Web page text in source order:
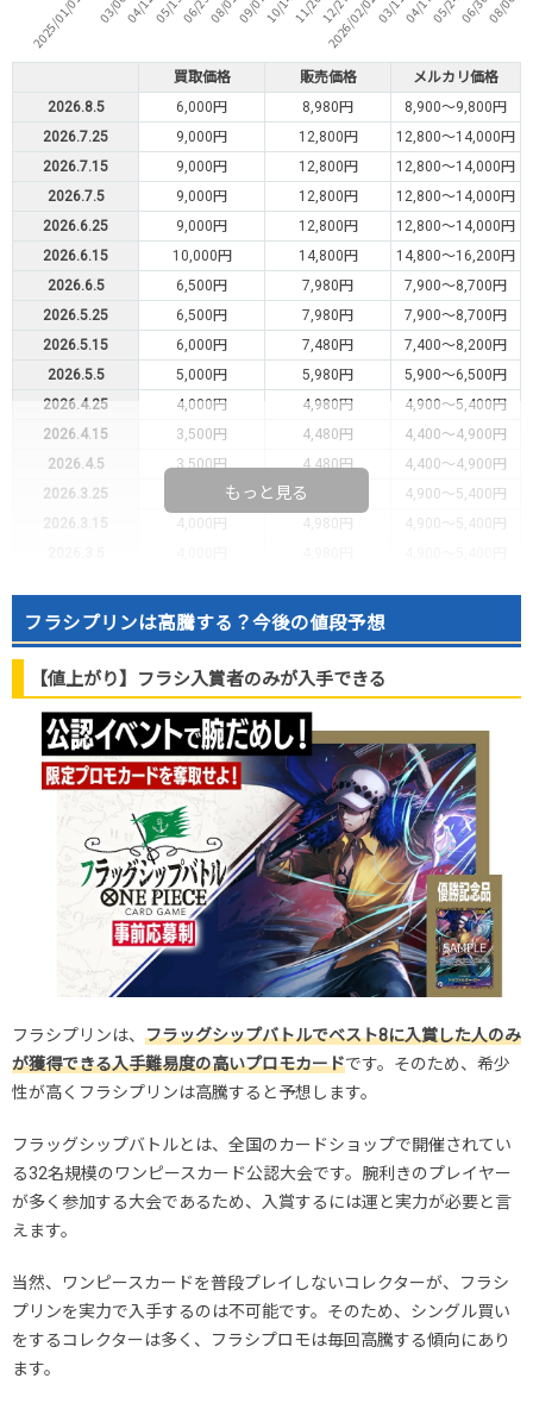
買取価格 販売価格
メルカリ価格
2026.8.5
6,000円 8,980円
8,900～9,800円
2026.7.25
9,000円 12,800円
12,800～14,000円
2026.7.15
9,000円 12,800円
12,800～14,000円
2026.7.5
9,000円 12,800円
12,800～14,000円
2026.6.25
9,000円 12,800円
12,800～14,000円
2026.6.15
10,000円 14,800円
14,800～16,200円
2026.6.5
6,500円 7,980円
7,900～8,700円
2026.5.25
6,500円 7,980円
7,900～8,700円
2026.5.15
6,000円 7,480円
7,400～8,200円
2026.5.5
5,000円 5,980円
5,900～6,500円
2026.4.25
4,000円 4,980円
4,900～5,400円
2026.4.15
3,500円 4,480円
4,400～4,900円
2026.4.5
3,500円 4,480円
4,400～4,900円
2026.3.25
4,000円 4,980円
4,900～5,400円
2026.3.15
4,000円 4,980円
4,900～5,400円
2026.2.15
4,000円 4,980円
2026.2.5
3,500円 4,980円
4,900～5,400円
2026.1.25
3,500円 5,480円
2026.1.15
3,500円 5,480円
5,400～6,000円
2026.1.5
3,500円 4,480円
4,400～4,900円
2025.12.25
2,500円 3,480円
3,400～3,800円
2025.12.15
2,500円 2,980円
2,900～3,200円
2025.12.5
2,000円 2,580円
2,500～2,800円
2025.11.25
1,700円 2,380円
2,300～2,600円
2025.11.15
1,700円 2,480円
2,400～2,700円
2025.11.5
2,000円 2,580円
2,500～2,800円
1,800円 2,480円
2,400～2,700円
発売日初動
12,800円 12,800～14,000円
もっと見る
フラシプリンは高騰する？今後の値段予想
【値上がり】フラシ入賞者のみが入手できる
フラシプリンは、 フラッグシップバトルでベスト8に入賞した人のみ
が獲得できる入手難易度の高いプロモカードです。そのため、希少
性が高くフラシプリンは高騰すると予想します。
フラッグシップバトルとは、全国のカードショップで開催されてい
る32名規模のワンピースカード公認大会です。腕利きのプレイヤー
が多く参加する大会であるため、入賞するには運と実力が必要と言
えます。
当然、ワンピースカードを普段プレイしないコレクターが、フラシ
プリンを実力で入手するのは不可能です。そのため、シングル買い
をするコレクターは多く、フラシプロモは毎回高騰する傾向にあり
ます。